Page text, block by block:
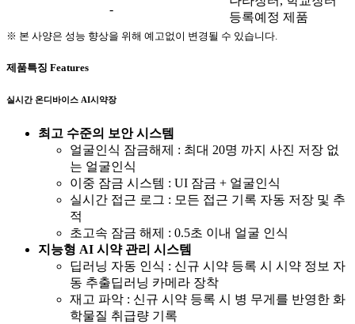
-
등록예정 제품
※ 본 사양은 성능 향상을 위해 예고없이 변경될 수 있습니다.
제품특징 Features
실시간 온디바이스 AI시약장
최고 수준의 보안 시스템
얼굴인식 잠금해제 : 최대 20명 까지 사진 저장 없
는 얼굴인식
이중 잠금 시스템 : UI 잠금 + 얼굴인식
실시간 접근 로그 : 모든 접근 기록 자동 저장 및 추
적
초고속 잠금 해제 : 0.5초 이내 얼굴 인식
지능형 AI 시약 관리 시스템
딥러닝 자동 인식 : 신규 시약 등록 시 시약 정보 자
동 추출딥러닝 카메라 장착
재고 파악 : 신규 시약 등록 시 병 무게를 반영한 화
학물질 취급량 기록